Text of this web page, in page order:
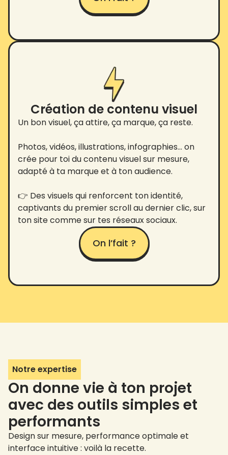
Création de contenu visuel
Un bon visuel, ça attire, ça marque, ça reste.
Photos, vidéos, illustrations, infographies… on
crée pour toi du contenu visuel sur mesure,
adapté à ta marque et à ton audience.
👉 Des visuels qui renforcent ton identité,
captivants du premier scroll au dernier clic, sur
ton site comme sur tes réseaux sociaux.
On l’fait ?
Notre expertise
On donne vie à ton projet
avec des outils simples et
performants
Design sur mesure, performance optimale et
interface intuitive : voilà la recette.